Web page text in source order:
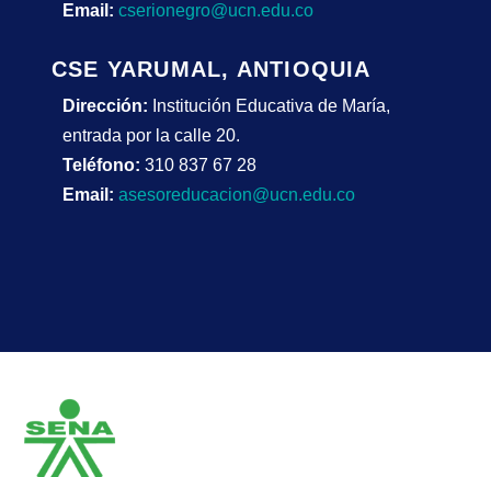
Email: cserionegro@ucn.edu.co
CSE YARUMAL, ANTIOQUIA
Dirección: Institución Educativa de María,
entrada por la calle 20.
Teléfono: 310 837 67 28
Email: asesoreducacion@ucn.edu.co